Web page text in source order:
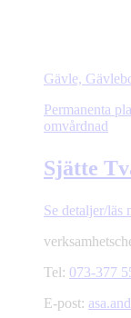
Gävle,
Permanenta
omvårdnad
Sjätte
Se detaljer/läs
Tel: 073-377
E-post: